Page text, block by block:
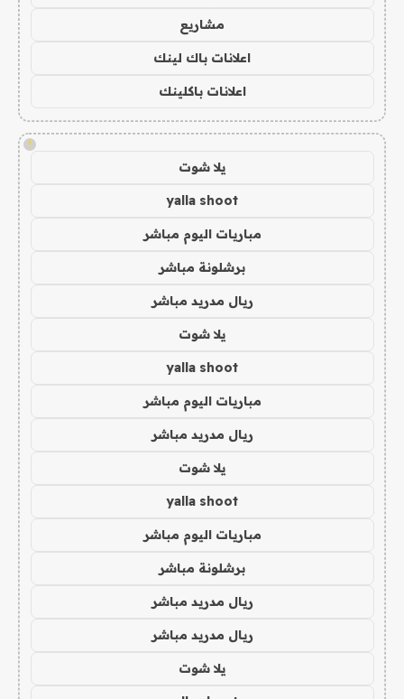
مشاريع
اعلانات باك لينك
اعلانات باكلينك
!
يلا شوت
yalla shoot
مباريات اليوم مباشر
برشلونة مباشر
ريال مدريد مباشر
يلا شوت
yalla shoot
مباريات اليوم مباشر
ريال مدريد مباشر
يلا شوت
yalla shoot
مباريات اليوم مباشر
برشلونة مباشر
ريال مدريد مباشر
ريال مدريد مباشر
يلا شوت